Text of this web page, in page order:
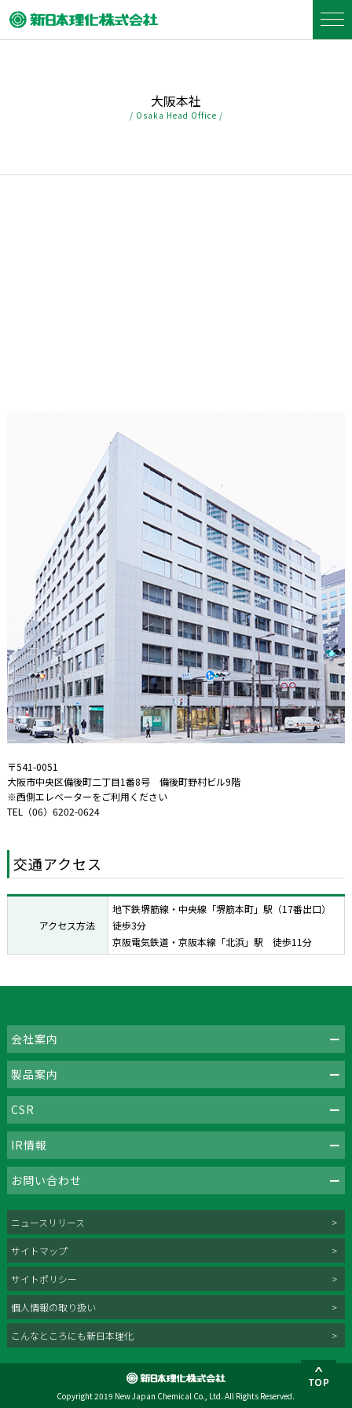
大阪本社
/ Osaka Head Office /
〒541-0051
大阪市中央区備後町二丁目1番8号 備後町野村ビル9階
※西側エレベーターをご利用ください
TEL（06）6202-0624
交通アクセス
アクセス方法
地下鉄堺筋線・中央線「堺筋本町」駅（17番出口）
徒歩3分
京阪電気鉄道・京阪本線「北浜」駅 徒歩11分
会社案内
製品案内
CSR
IR情報
お問い合わせ
ニュースリリース
サイトマップ
サイトポリシー
個人情報の取り扱い
こんなところにも新日本理化
Copyright 2019 New Japan Chemical Co., Ltd. All Rights Reserved.